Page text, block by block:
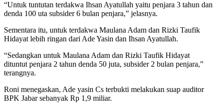
“Untuk tuntutan terdakwa Ihsan Ayatullah yaitu penjara 3 tahun dan
denda 100 uta subsider 6 bulan penjara,” jelasnya.
Sementara itu, untuk terdakwa Maulana Adam dan Rizki Taufik
Hidayat lebih ringan dari Ade Yasin dan Ihsan Ayatullah.
“Sedangkan untuk Maulana Adam dan Rizki Taufik Hidayat
dituntut penjara 2 tahun denda 50 juta, subsider 2 bulan penjara,”
terangnya.
Roni menegaskan, Ade yasin Cs terbukti melakukan suap auditor
BPK Jabar sebanyak Rp 1,9 miliar.